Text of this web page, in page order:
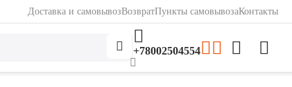
Доставка и самовывозВозвратПункты самовывозаКонтакты
+78002504554